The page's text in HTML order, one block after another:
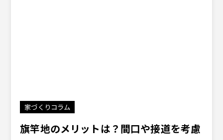
家づくりコラム
旗竿地のメリットは？間口や接道を考慮